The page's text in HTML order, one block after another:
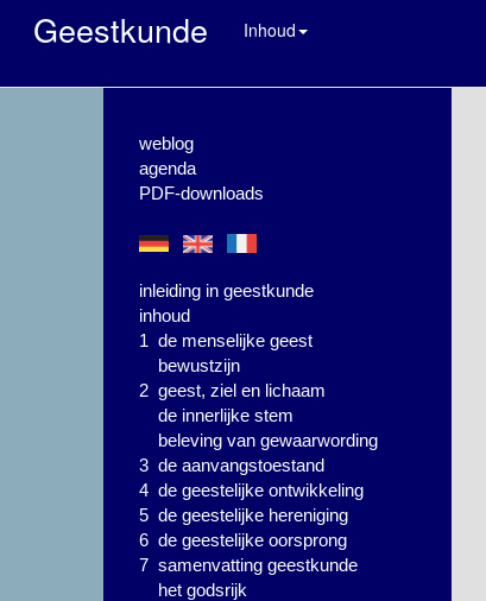
Geestkunde Inhoud
weblog
agenda
PDF-downloads
inleiding in geestkunde
inhoud
1 de menselijke geest
bewustzijn
2 geest, ziel en lichaam
de innerlijke stem
beleving van gewaarwording
3 de aanvangstoestand
4 de geestelijke ontwikkeling
5 de geestelijke hereniging
6 de geestelijke oorsprong
7 samenvatting geestkunde
het godsrijk